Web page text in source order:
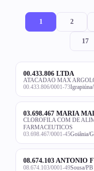
1 2
17
00.433.806 LTDA
ATACADAO MAX
00.433.806/0001-73
03.698.467 MARIA
CLOROFILA COM DE
FARMACEUTICOS
03.698.467/0001-45Goiânia/
08.674.103 ANTONIO
08.674.103/0001-49Sousa/PB